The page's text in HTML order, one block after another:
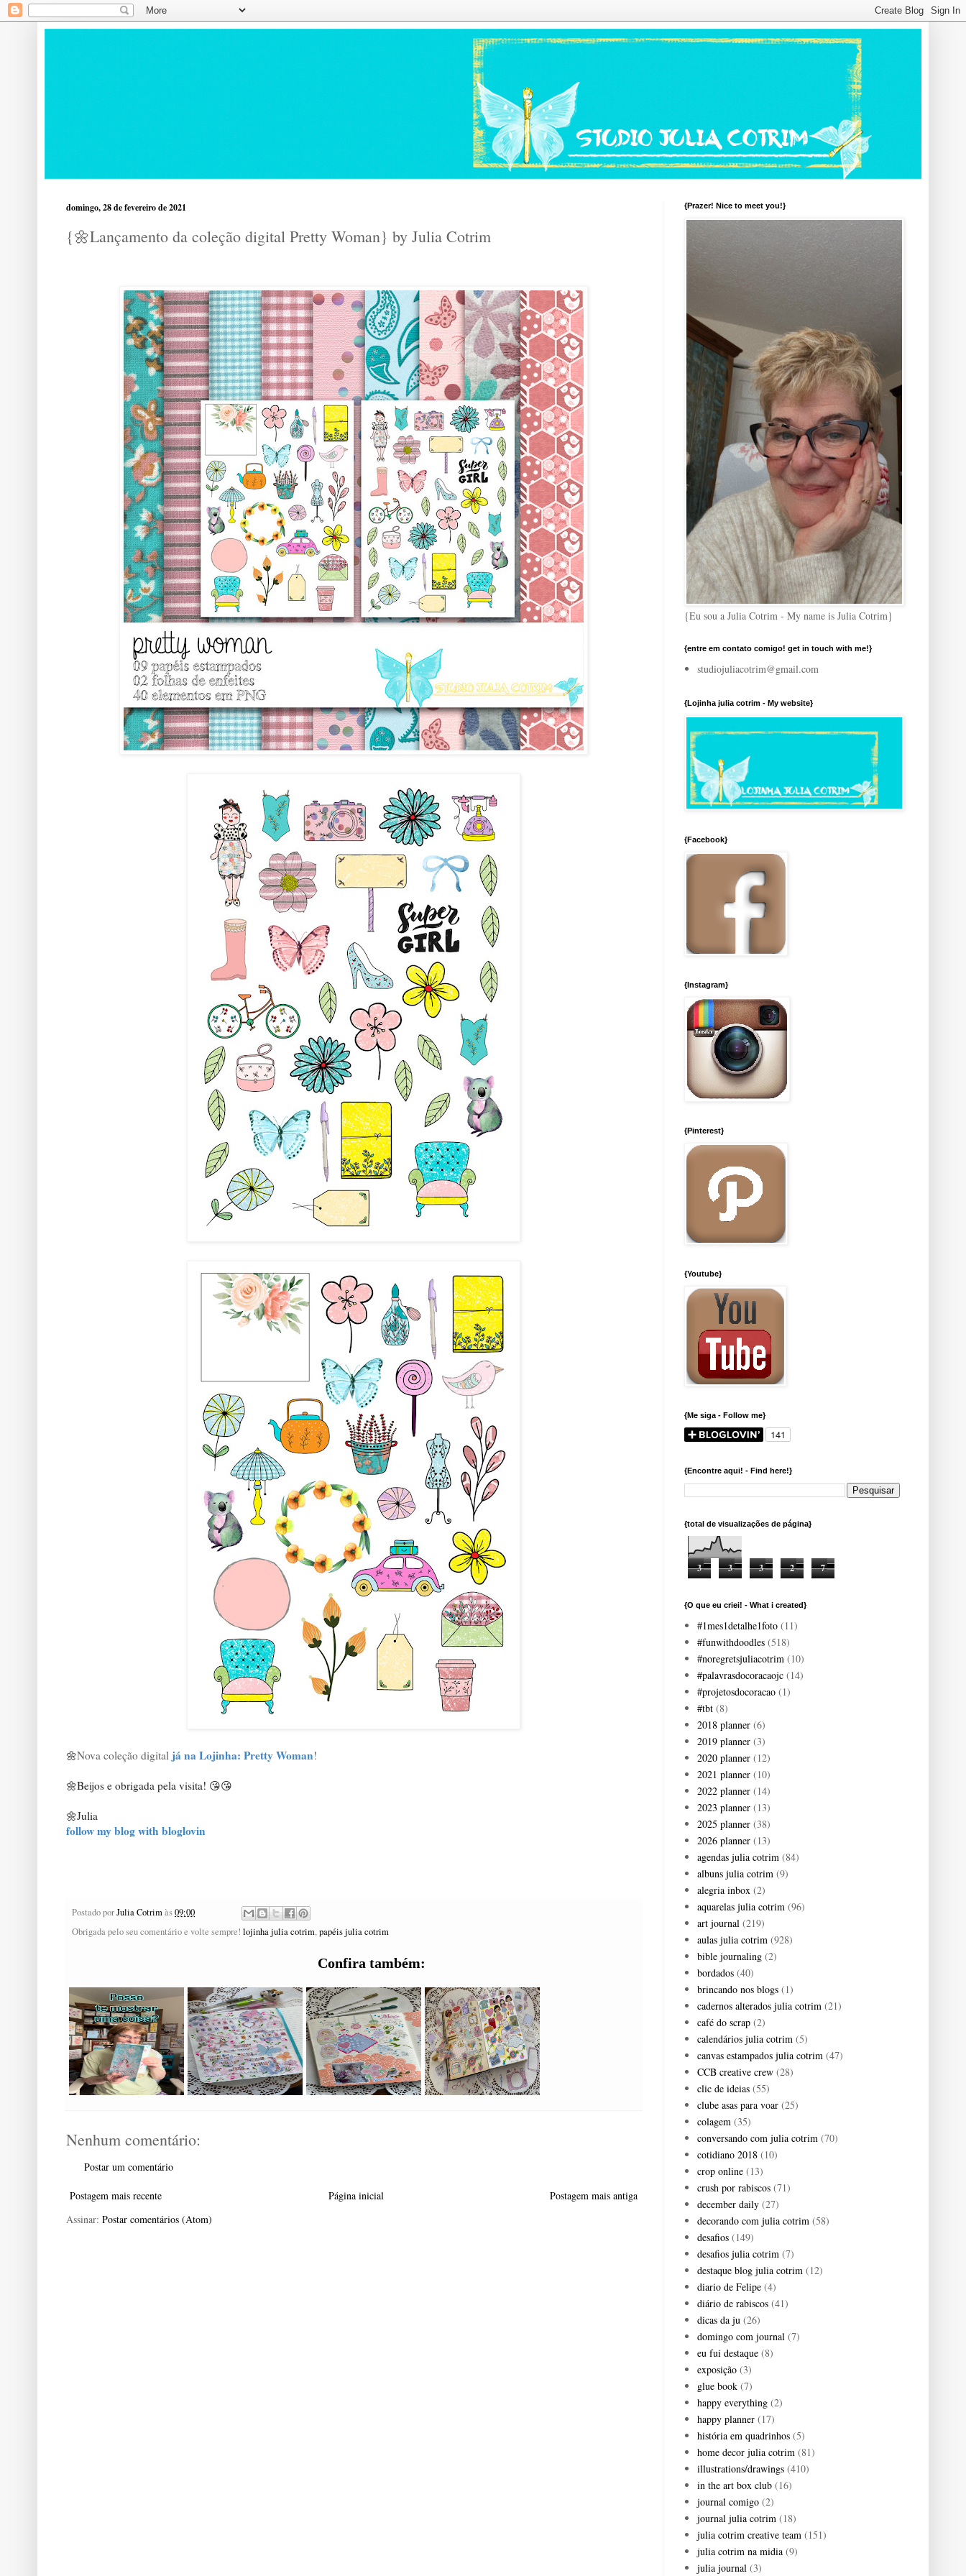
domingo, 28 de fevereiro de 2021
{🌼Lançamento da coleção digital Pretty Woman} by Julia Cotrim
🌼Nova coleção digital já na Lojinha: Pretty Woman!
🌼Beijos e obrigada pela visita! 😘😘
🌼Julia
follow my blog with bloglovin
Postado porJulia Cotrimàs09:00
Obrigada pelo seu comentário e volte sempre! lojinha julia cotrim,papéis julia cotrim
Confira também:
Nenhum comentário:
Postar um comentário
Postagem mais recente Postagem mais antiga
Página inicial
Assinar: Postar comentários (Atom)
{Prazer! Nice to meet you!}
{Eu sou a Julia Cotrim - My name is Julia Cotrim}
{entre em contato comigo! get in touch with me!}
studiojuliacotrim@gmail.com
{Lojinha julia cotrim - My website}
{Facebook}
{Instagram}
{Pinterest}
{Youtube}
{Me siga - Follow me}
{Encontre aqui! - Find here!}
{total de visualizações de página}
3 3 3 2 7
{O que eu criei! - What i created}
#1mes1detalhe1foto (11)
#funwithdoodles (518)
#noregretsjuliacotrim (10)
#palavrasdocoracaojc (14)
#projetosdocoracao (1)
#tbt (8)
2018 planner (6)
2019 planner (3)
2020 planner (12)
2021 planner (10)
2022 planner (14)
2023 planner (13)
2025 planner (38)
2026 planner (13)
agendas julia cotrim (84)
albuns julia cotrim (9)
alegria inbox (2)
aquarelas julia cotrim (96)
art journal (219)
aulas julia cotrim (928)
bible journaling (2)
bordados (40)
brincando nos blogs (1)
cadernos alterados julia cotrim (21)
café do scrap (2)
calendários julia cotrim (5)
canvas estampados julia cotrim (47)
CCB creative crew (28)
clic de ideias (55)
clube asas para voar (25)
colagem (35)
conversando com julia cotrim (70)
cotidiano 2018 (10)
crop online (13)
crush por rabiscos (71)
december daily (27)
decorando com julia cotrim (58)
desafios (149)
desafios julia cotrim (7)
destaque blog julia cotrim (12)
diario de Felipe (4)
diário de rabiscos (41)
dicas da ju (26)
domingo com journal (7)
eu fui destaque (8)
exposição (3)
glue book (7)
happy everything (2)
happy planner (17)
história em quadrinhos (5)
home decor julia cotrim (81)
illustrations/drawings (410)
in the art box club (16)
journal comigo (2)
journal julia cotrim (18)
julia cotrim creative team (151)
julia cotrim na midia (9)
julia journal (3)